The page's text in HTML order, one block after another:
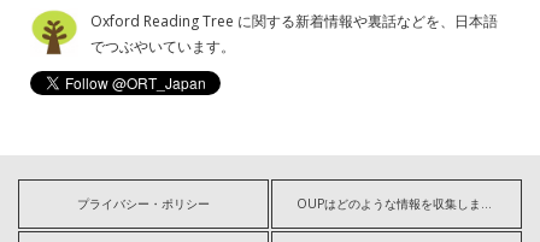
Oxford Reading Tree に関する新着情報や裏話などを、日本語
でつぶやいています。
プライバシー・ポリシー